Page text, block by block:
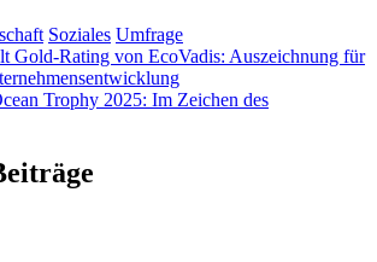
Soziales Umfrage
Gold-Rating von EcoVadis: Auszeichnung für
Trophy 2025: Im Zeichen des